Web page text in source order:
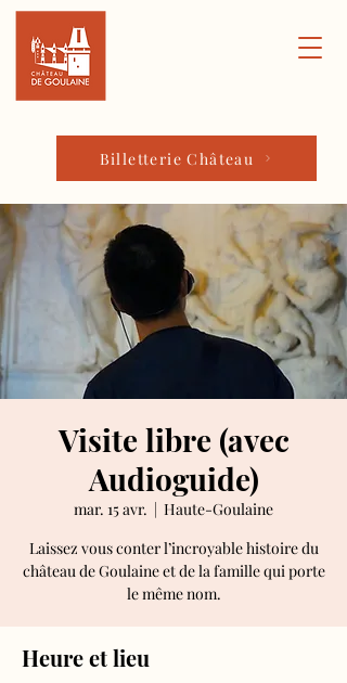
Billetterie Château
Visite libre (avec
Audioguide)
mar. 15 avr.
  |
Haute-Goulaine
Laissez vous conter l’incroyable histoire du
château de Goulaine et de la famille qui porte
le même nom.
Heure et lieu